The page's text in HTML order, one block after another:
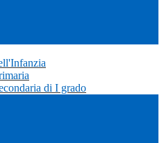
di I grado